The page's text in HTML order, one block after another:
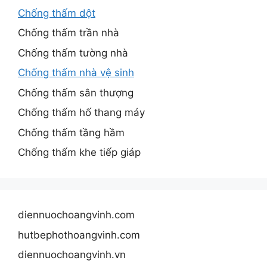
Chống thấm dột
Chống thấm trần nhà
Chống thấm tường nhà
Chống thấm nhà vệ sinh
Chống thấm sân thượng
Chống thấm hố thang máy
Chống thấm tầng hầm
Chống thấm khe tiếp giáp
diennuochoangvinh.com
hutbephothoangvinh.com
diennuochoangvinh.vn